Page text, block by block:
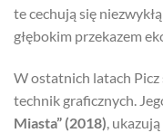
te cechują się
głębokim przekazem
W ostatnich latach Picz
technik graficznych.
Miasta” (2018),